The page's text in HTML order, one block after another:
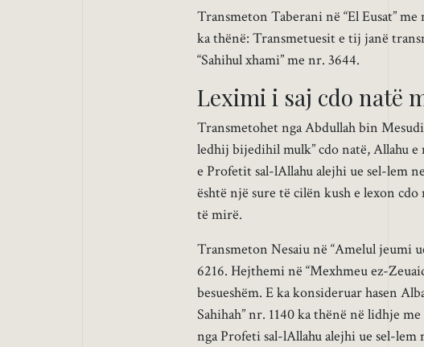
Transmeton Taberani në “El Eusat”
ka thënë: Transmetuesit e tij janë
“Sahihul xhami” me nr. 3644.
Leximi i saj cdo natë
Transmetohet nga Abdullah bin
ledhij bijedihil mulk” cdo natë, Allahu
e Profetit sal-lAllahu alejhi ue sel-lem
është një sure të cilën kush e lexon
të mirë.
Transmeton Nesaiu në “Amelul jeumi
6216. Hejthemi në “Mexhmeu ez-
besueshëm. E ka konsideruar hasen
Sahihah” nr. 1140 ka thënë në lidhje
nga Profeti sal-lAllahu alejhi ue sel-